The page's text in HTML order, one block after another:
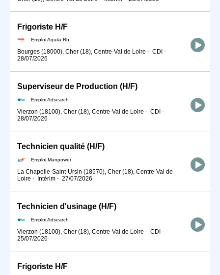
Frigoriste H/F
Emploi Aquila Rh
Bourges (18000), Cher (18), Centre-Val de Loire - CDI -
28/07/2026
Superviseur de Production (H/F)
Emploi Adsearch
Vierzon (18100), Cher (18), Centre-Val de Loire - CDI -
28/07/2026
Technicien qualité (H/F)
Emploi Manpower
La Chapelle-Saint-Ursin (18570), Cher (18), Centre-Val de
Loire - Intérim - 27/07/2026
Technicien d'usinage (H/F)
Emploi Adsearch
Vierzon (18100), Cher (18), Centre-Val de Loire - CDI -
25/07/2026
Frigoriste H/F